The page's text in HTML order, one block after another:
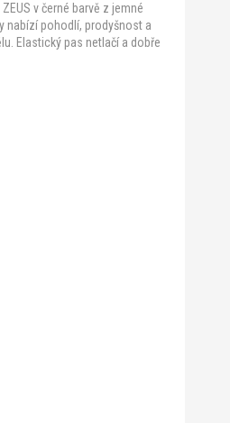
v černé barvě z jemné
nabízí pohodlí, prodyšnost a
Elastický pas netlačí a dobře